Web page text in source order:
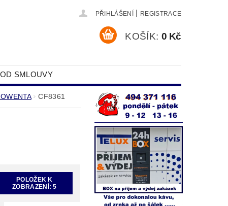
PŘIHLÁŠENÍ REGISTRACE
KOŠÍK: 0 Kč
SMLOUVY
CF8361
POLOŽEK K
ZOBRAZENÍ:5